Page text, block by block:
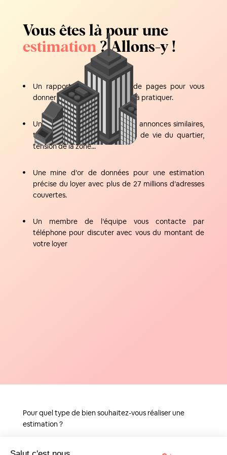
Vous êtes là pour une
estimation ? Allons-y !
Un rapport d’une quinzaine de pages pour vous
donner une fourchette de loyer à pratiquer.
Un grand nombre de critères : annonces similaires,
transports à proximité, qualité de vie du quartier,
tension de la zone...
Une mine d’or de données pour une estimation
précise du loyer avec plus de 27 millions d’adresses
couvertes.
Un membre de l’équipe vous contacte par
téléphone pour discuter avec vous du montant de
votre loyer
Pour quel type de bien souhaitez-vous réaliser une
estimation ?